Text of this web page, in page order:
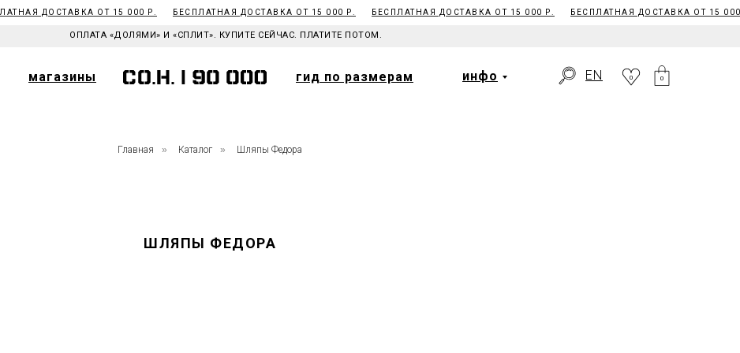
магазины гид по размерам инфо EN
ДОСТАВКА ОТ 15 000 Р. БЕСПЛАТНАЯ ДОСТАВКА ОТ 15 000 Р. БЕСПЛАТНАЯ ДОСТАВКА ОТ 15 000 Р. БЕСПЛАТНАЯ ДОСТАВКА ОТ 15 000
ОПЛАТА «ДОЛЯМИ» И «СПЛИТ». КУПИТЕ СЕЙЧАС. ПЛАТИТЕ ПОТОМ.
магазины гид по размерам инфо EN 0 0
Главная » Каталог » Шляпы Федора
ШЛЯПЫ ФЕДОРА